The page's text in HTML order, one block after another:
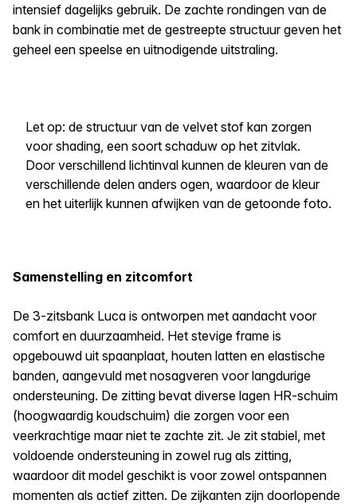
intensief dagelijks gebruik. De zachte rondingen van de
bank in combinatie met de gestreepte structuur geven het
geheel een speelse en uitnodigende uitstraling.
Let op: de structuur van de velvet stof kan zorgen
voor shading, een soort schaduw op het zitvlak.
Door verschillend lichtinval kunnen de kleuren van de
verschillende delen anders ogen, waardoor de kleur
en het uiterlijk kunnen afwijken van de getoonde foto.
Samenstelling en zitcomfort
De 3-zitsbank Luca is ontworpen met aandacht voor
comfort en duurzaamheid. Het stevige frame is
opgebouwd uit spaanplaat, houten latten en elastische
banden, aangevuld met nosagveren voor langdurige
ondersteuning. De zitting bevat diverse lagen HR-schuim
(hoogwaardig koudschuim) die zorgen voor een
veerkrachtige maar niet te zachte zit. Je zit stabiel, met
voldoende ondersteuning in zowel rug als zitting,
waardoor dit model geschikt is voor zowel ontspannen
momenten als actief zitten. De zijkanten zijn doorlopende